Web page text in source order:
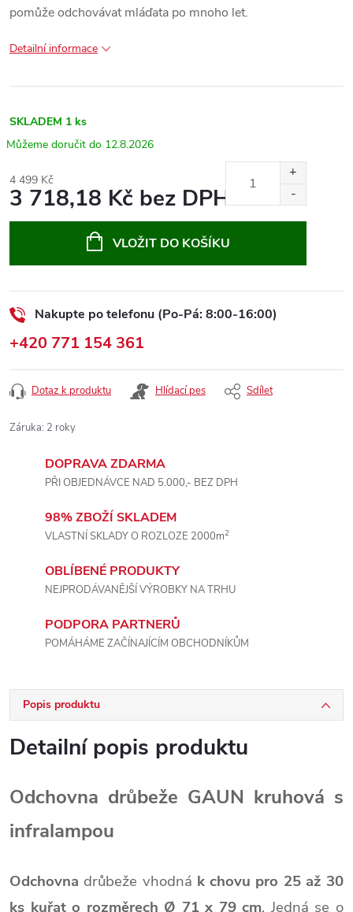
pomůže odchovávat mláďata po mnoho let.
Detailní informace
SKLADEM 1 ks
12.8.2026
4 499 Kč
3 718,18 Kč bez DPH
VLOŽIT DO KOŠÍKU
Nakupte po telefonu (Po-Pá: 8:00-16:00)
+420 771 154 361
Dotaz k produktu Hlídací pes Sdílet
Záruka: 2 roky
DOPRAVA ZDARMA
PŘI OBJEDNÁVCE NAD 5.000,- BEZ DPH
98% ZBOŽÍ SKLADEM
VLASTNÍ SKLADY O ROZLOZE 2000m2
OBLÍBENÉ PRODUKTY
NEJPRODÁVANĚJŠÍ VÝROBKY NA TRHU
PODPORA PARTNERŮ
POMÁHÁME ZAČÍNAJÍCÍM OBCHODNÍKŮM
Popis produktu
Detailní popis produktu
Odchovna drůbeže GAUN kruhová s
infralampou
Odchovna drůbeže vhodná k chovu pro 25 až 30
ks kuřat o rozměrech Ø 71 x 79 cm. Jedná se o